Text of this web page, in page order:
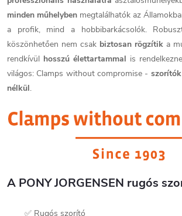
minden műhelyben megtalálhatók az
a profik, mind a hobbibarkácsolók.
köszönhetően nem csak biztosan rögzítik a
rendkívül hosszú élettartammal is
világos: Clamps without compromise -
nélkül.
A PONY JORGENSEN rugós
✅ Rugós szorító